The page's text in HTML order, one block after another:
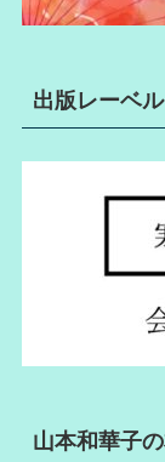
出版レーベル
山本和華子